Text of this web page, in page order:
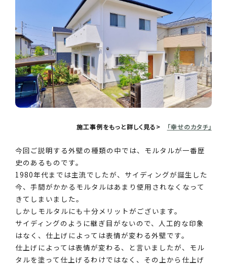
施工事例をもっと詳しく見る> 「幸せのカタチ」
今回ご説明する外壁の種類の中では、モルタルが一番歴
史のあるものです。
1980年代までは主流でしたが、サイディングが誕生した
今、手間がかかるモルタルはあまり使用されなくなって
きてしまいました。
しかしモルタルにも十分メリットがございます。
サイディングのように継ぎ目がないので、人工的な印象
はなく、仕上げによっては表情が変わる外壁です。
仕上げによっては表情が変わる、と言いましたが、モル
タルを塗って仕上げるわけではなく、その上から仕上げ